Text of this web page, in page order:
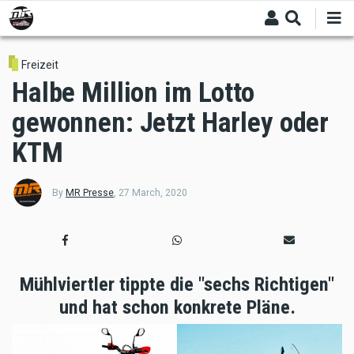
Skip
to
main
content
Freizeit
Halbe Million im Lotto
gewonnen: Jetzt Harley oder
KTM
By MR Presse, 27 March, 2020
Mühlviertler tippte die "sechs Richtigen"
und hat schon konkrete Pläne.